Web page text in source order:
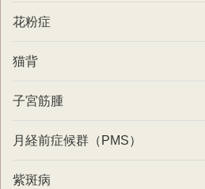
花粉症
猫背
子宮筋腫
月経前症候群（PMS）
紫斑病